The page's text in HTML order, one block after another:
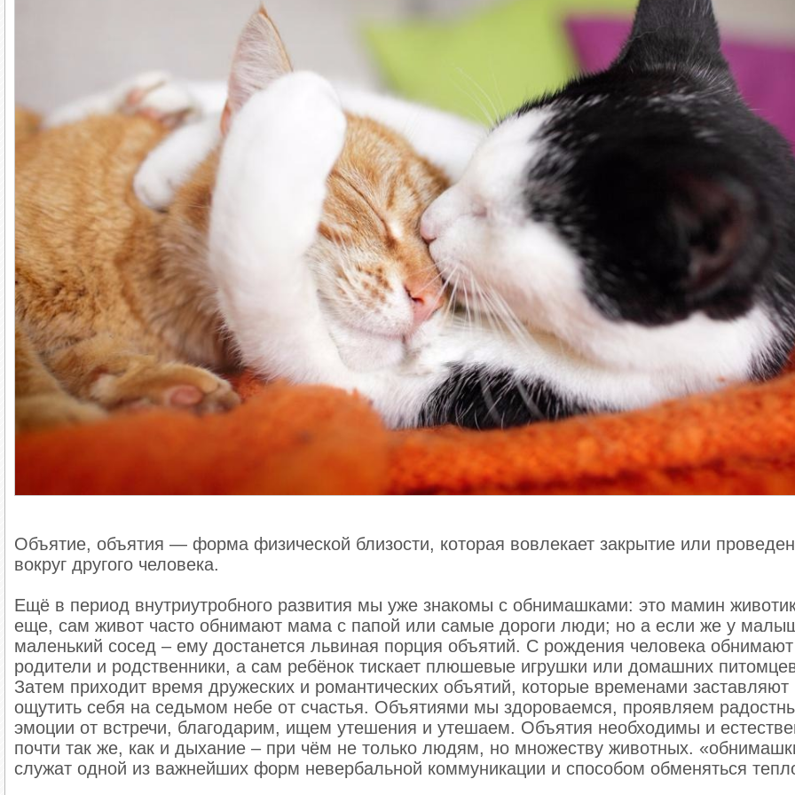
Эти различия выявляются не только путем опросов.
Примечательно, что ученые, работающие в новой междисциплинарной области — культурной
нейрологии, считают, что различия в нормативном радаре могут быть в физическом смысле
врезаны в человеческий мозг.
Мозг, как известно, исключительно адаптивный орган. Когда мы постоянно оказываемся в
определенных ситуациях, наш мозг начинает адаптироваться к ним и соответствующим
меняться. В одном из опытов ученые исследовали мозг опытных лондонских таксистов с
МРТ. Они установили, что по сравнению с обычными водителями у таксистов значительно
развит задний гиппокамп — область мозга, в которой сохраняются пространственные образы
окружающей среды. И чем дольше человек работал таксистом, тем больших размеров была у
эта область. Мозг таксистов в прямом смысле слова расширялся, чтобы воспринимать
пространственные образы, и это, в свою очередь, помогало навыкам ориентации.
Схожим образом мозг адаптируется к повторяющемуся опыту со строгими или мягкими
социальными нормами. Мои коллеги Ян Му, Синобу Китаяма и Шихуэй Хань надевали на
американских и китайских студентов ЭЭГ-шлемы, которые регистрировали происходившее в
процессе чтения коротких сценок о соответствии или несоответствии нормам поведения.
на месте одного из участников оказались вы, то прочитали бы, скажем, о танцующих на
(соответствие) или о танцующих в картинной галерее (несоответствие). В других сценках
описывались аплодисменты на концерте и похоронах, громкий разговор в библиотеке и на
п. И у китайских, и у американских студентов мозг регистрировал нарушение норм в
теменной области, отвечающей за обработку необычного. Однако реакция нейронов на
норм была очень разной.
намерениях окружающих и принятие решений о наказаниях. И наоборот, у американцев
доля реагировала на нарушения очень слабо.
Судя по всему, различия в нормативных радарах глубоко внедрены в головной мозг
человека.
Запечатлев нормативные требования ситуации, мозг предоставляет нам нужные для
ней психологические инструменты. В случае строгих норм мы испытываем сильное чувство
ответственности — чувствуем, что наши поступки могут быть оценены и даже наказаны, если
отклоняются от нормы. Когда включается этот сигнал тревоги, власть захватывает жесткий
Его основная идея — избежать ошибок при помощи бдительности, осторожности и
Объятие, объятия — форма физической близости, которая вовлекает закрытие или
вокруг другого человека.
Ещё в период внутриутробного развития мы уже знакомы с обнимашками: это мамин
еще, сам живот часто обнимают мама с папой или самые дороги люди; но а если же у
маленький сосед – ему достанется львиная порция объятий. С рождения человека обнимают
родители и родственники, а сам ребёнок тискает плюшевые игрушки или домашних
Затем приходит время дружеских и романтических объятий, которые временами заставляют
ощутить себя на седьмом небе от счастья. Объятиями мы здороваемся, проявляем
эмоции от встречи, благодарим, ищем утешения и утешаем. Объятия необходимы и
почти так же, как и дыхание – при чём не только людям, но множеству животных.
служат одной из важнейших форм невербальной коммуникации и способом обменяться